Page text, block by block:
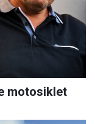
motosiklet